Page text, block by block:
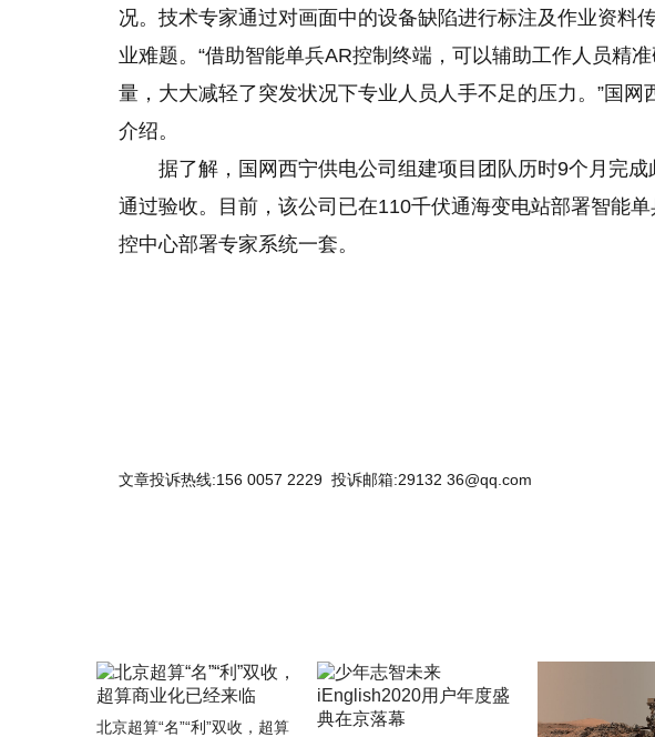
况。技术专家通过对画面中的设备缺陷进行标注及作业资料
业难题。“借助智能单兵AR控制终端，可以辅助工作人员精
量，大大减轻了突发状况下专业人员人手不足的压力。”国
介绍。
据了解，国网西宁供电公司组建项目团队历时9个月完
通过验收。目前，该公司已在110千伏通海变电站部署智能
控中心部署专家系统一套。
文章投诉热线:156 0057 2229 投诉邮箱:29132 36@qq.com
北京超算“名”“利”双收，超算